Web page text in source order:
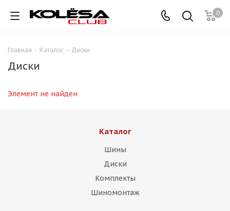
0
Главная - Каталог - Диски
Диски
Элемент не найден
Каталог
Шины
Диски
Комплекты
Шиномонтаж